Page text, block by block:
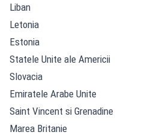
Liban
Letonia
Estonia
Statele Unite ale Americii
Slovacia
Emiratele Arabe Unite
Saint Vincent si Grenadine
Marea Britanie